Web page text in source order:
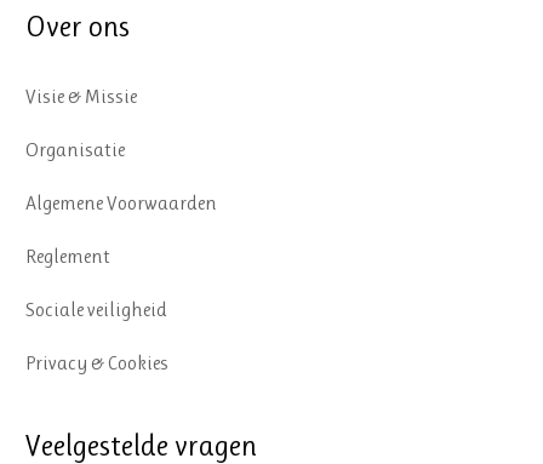
Over ons
Visie & Missie
Organisatie
Algemene Voorwaarden
Reglement
Sociale veiligheid
Privacy & Cookies
Veelgestelde vragen